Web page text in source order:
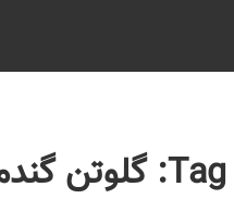
Tag: گلوتن گندم چیست